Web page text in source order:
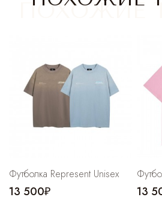
Футболка Represent Unisex
13 500₽ 13
Cпортивные брюки